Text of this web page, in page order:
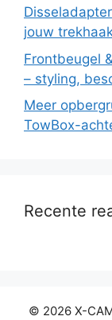
jouw
Frontbeugel
– styling,
Meer
TowBox-
Recente
© 2026 X-